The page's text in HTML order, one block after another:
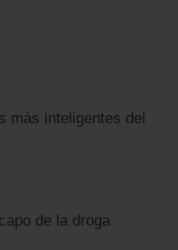
más inteligentes del
de la droga